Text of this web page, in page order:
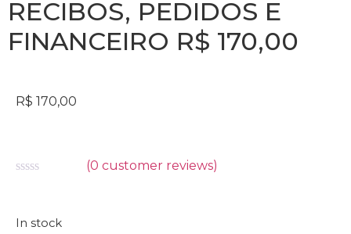
RECIBOS, PEDIDOS E
FINANCEIRO R$ 170,00
R$ 170,00
5
(0 customer reviews)
In stock